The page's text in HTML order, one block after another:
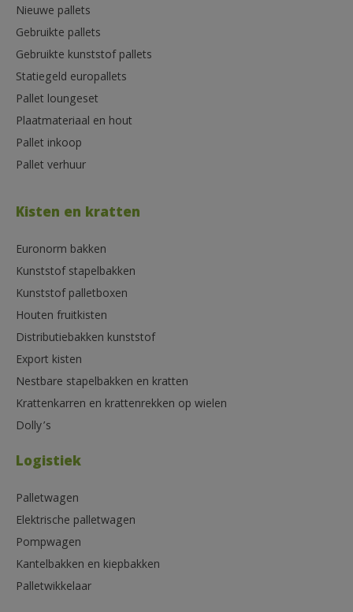
Nieuwe pallets
Gebruikte pallets
Gebruikte kunststof pallets
Statiegeld europallets
Pallet loungeset
Plaatmateriaal en hout
Pallet inkoop
Pallet verhuur
Kisten en kratten
Euronorm bakken
Kunststof stapelbakken
Kunststof palletboxen
Houten fruitkisten
Distributiebakken kunststof
Export kisten
Nestbare stapelbakken en kratten
Krattenkarren en krattenrekken op wielen
Dolly’s
Logistiek
Palletwagen
Elektrische palletwagen
Pompwagen
Kantelbakken en kiepbakken
Palletwikkelaar